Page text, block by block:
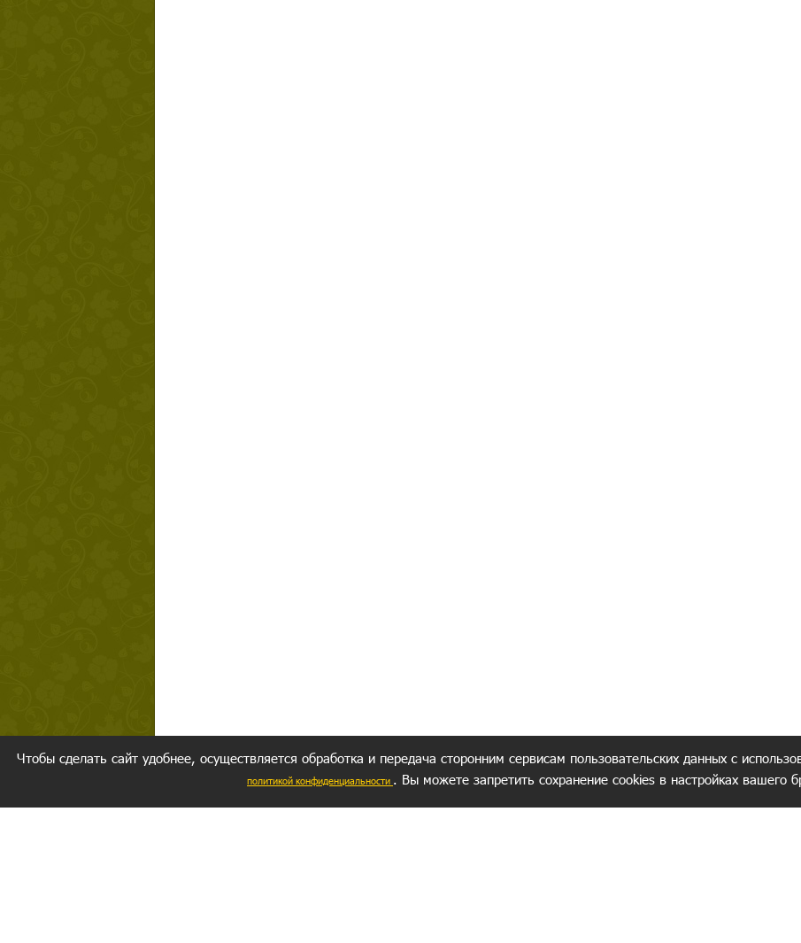
Чтобы сделать сайт удобнее, осуществляется обработка и передача сторонним сервисам пользовательских данных с
политикой конфиденциальности . Вы можете запретить сохранение cookies в настройках вашего